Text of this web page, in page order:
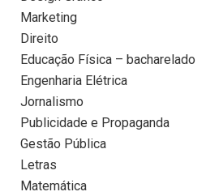
Marketing
Direito
Educação Física – bacharelado
Engenharia Elétrica
Jornalismo
Publicidade e Propaganda
Gestão Pública
Letras
Matemática